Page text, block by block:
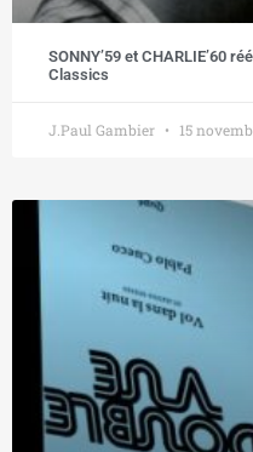
SONNY’59 et CHARLIE’60
Classics
J.Paul Gambier 15